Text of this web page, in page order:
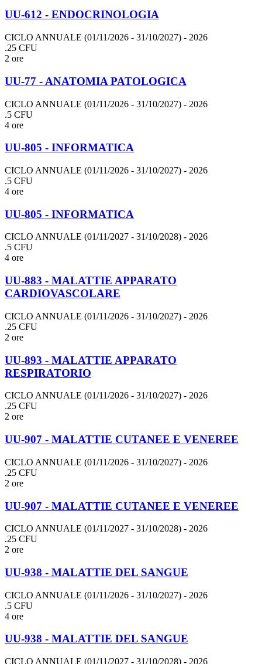
UU-612 - ENDOCRINOLOGIA
CICLO ANNUALE (01/11/2026 - 31/10/2027) - 2026
.25 CFU
2 ore
UU-77 - ANATOMIA PATOLOGICA
CICLO ANNUALE (01/11/2026 - 31/10/2027) - 2026
.5 CFU
4 ore
UU-805 - INFORMATICA
CICLO ANNUALE (01/11/2026 - 31/10/2027) - 2026
.5 CFU
4 ore
UU-805 - INFORMATICA
CICLO ANNUALE (01/11/2027 - 31/10/2028) - 2026
.5 CFU
4 ore
UU-883 - MALATTIE APPARATO
CARDIOVASCOLARE
CICLO ANNUALE (01/11/2026 - 31/10/2027) - 2026
.25 CFU
2 ore
UU-893 - MALATTIE APPARATO
RESPIRATORIO
CICLO ANNUALE (01/11/2026 - 31/10/2027) - 2026
.25 CFU
2 ore
UU-907 - MALATTIE CUTANEE E VENEREE
CICLO ANNUALE (01/11/2026 - 31/10/2027) - 2026
.25 CFU
2 ore
UU-907 - MALATTIE CUTANEE E VENEREE
CICLO ANNUALE (01/11/2027 - 31/10/2028) - 2026
.25 CFU
2 ore
UU-938 - MALATTIE DEL SANGUE
CICLO ANNUALE (01/11/2026 - 31/10/2027) - 2026
.5 CFU
4 ore
UU-938 - MALATTIE DEL SANGUE
CICLO ANNUALE (01/11/2027 - 31/10/2028) - 2026